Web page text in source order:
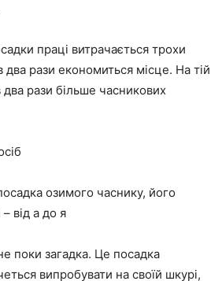
праці витрачається трохи
рази економиться місце. На тій
рази більше часникових
озимого часнику, його
від а до я
поки загадка. Це посадка
випробувати на своїй шкурі,